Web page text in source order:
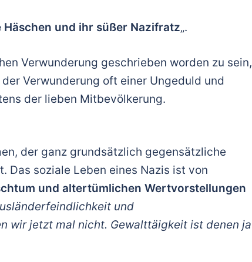
Häschen und ihr süßer Nazifratz„.
Verwunderung geschrieben worden zu sein,
Verwunderung oft einer Ungeduld und
der lieben Mitbevölkerung.
der ganz grundsätzlich gegensätzliche
Das soziale Leben eines Nazis ist von
und altertümlichen Wertvorstellungen
und
wir jetzt mal nicht. Gewalttäigkeit ist denen ja